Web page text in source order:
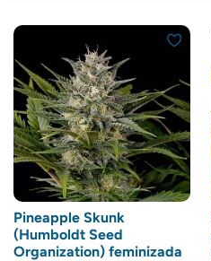
Pineapple Skunk
(Humboldt Seed
Organization) feminizada